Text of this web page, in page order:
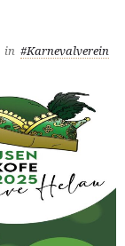
in #Karnevalverein